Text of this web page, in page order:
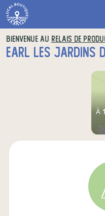
BIENVENUE AU RELAIS DE
EARL LES JARDINS
À